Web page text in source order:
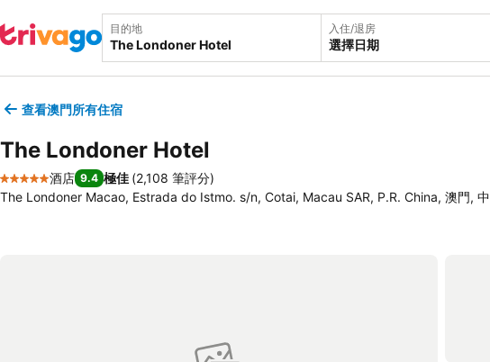
目的地 入住/退房
選擇日期
查看澳門所有住宿
The Londoner Hotel
5 星級
酒店 9.4 極佳 (2,108 筆評分)
The Londoner Macao, Estrada do Istmo. s/n, Cotai, Macau SAR, P.R. China, 澳門,